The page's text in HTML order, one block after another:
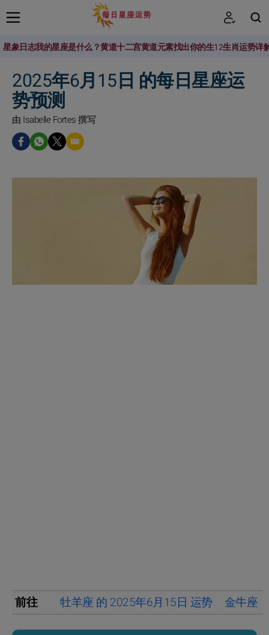
星象日志我的星座是什么？黄道十二宫黄道元素找出你的生12生肖运势详
2025年6月15日 的每日星座运
势预测
由 Isabelle Fortes 撰写
前往 牡羊座 的 2025年6月15日 运势 金牛座